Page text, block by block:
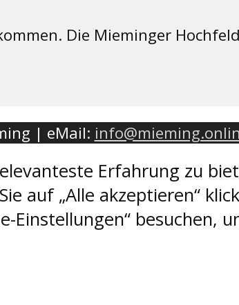
Die Mieminger
| eMail:
Erfahrung zu
auf „Alle akzeptieren“
Einstellungen“ besuchen,